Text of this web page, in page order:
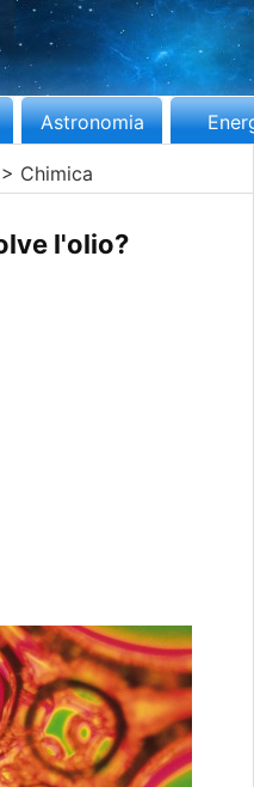
Astronomia
Chimica
l'olio?